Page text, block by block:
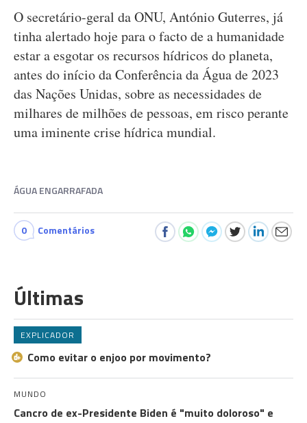
O secretário-geral da ONU, António Guterres, já
tinha alertado hoje para o facto de a humanidade
estar a esgotar os recursos hídricos do planeta,
antes do início da Conferência da Água de 2023
das Nações Unidas, sobre as necessidades de
milhares de milhões de pessoas, em risco perante
uma iminente crise hídrica mundial.
ÁGUA ENGARRAFADA
0 Comentários
Últimas
EXPLICADOR
Como evitar o enjoo por movimento?
MUNDO
Cancro de ex-Presidente Biden é "muito doloroso" e